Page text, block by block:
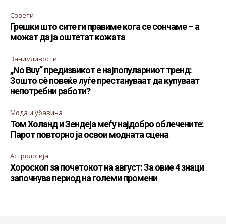
Совети
Грешки што сите ги правиме кога се сончаме – а
можат да ја оштетат кожата
Занимливости
„No Buy“ предизвикот е најпопуларниот тренд:
Зошто сè повеќе луѓе престануваат да купуваат
непотребни работи?
Мода и убавина
Том Холанд и Зендеја меѓу најдобро облечените:
Парот повторно ја освои модната сцена
Астрологија
Хороскоп за почетокот на август: За овие 4 знаци
започнува период на големи промени